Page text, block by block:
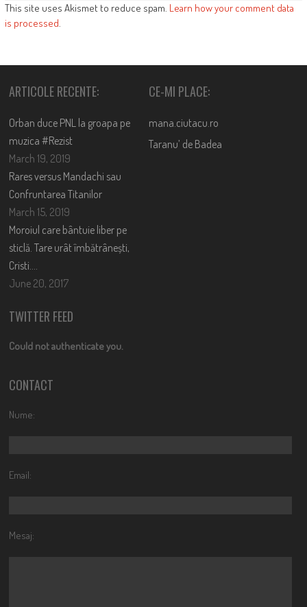
This site uses Akismet to reduce spam. Learn how your comment data
is processed.
ARTICOLE RECENTE:
Orban duce PNL la groapa pe
muzica #Rezist
March 19, 2019
Rares versus Mandachi sau
Confruntarea Titanilor
March 15, 2019
Moroiul care bântuie liber pe
sticlă. Tare urât îmbătrânești,
Cristi….
June 20, 2017
CE-MI PLACE:
mana.ciutacu.ro
Taranu’ de Badea
TWITTER FEED
Could not authenticate you.
CONTACT
Nume:
Email:
Mesaj: